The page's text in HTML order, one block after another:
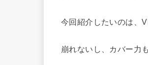
今回紹介したいのは、
崩れないし、カバー力